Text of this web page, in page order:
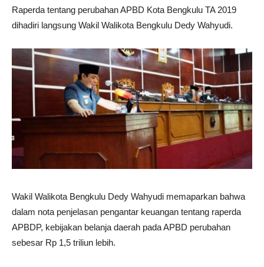
Raperda tentang perubahan APBD Kota Bengkulu TA 2019
dihadiri langsung Wakil Walikota Bengkulu Dedy Wahyudi.
Wakil Walikota Bengkulu Dedy Wahyudi memaparkan bahwa
dalam nota penjelasan pengantar keuangan tentang raperda
APBDP, kebijakan belanja daerah pada APBD perubahan
sebesar Rp 1,5 triliun lebih.